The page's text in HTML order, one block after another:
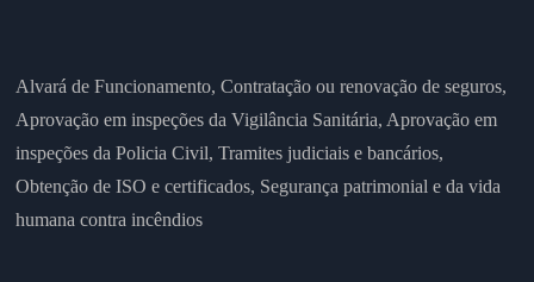
Alvará de Funcionamento,Contratação ou renovação de seguros,
Aprovação em inspeções da Vigilância Sanitária, Aprovação em
inspeções da Policia Civil,Tramites judiciais e bancários,
Obtenção de ISO e certificados, Segurança patrimonial e da vida
humana contra incêndios